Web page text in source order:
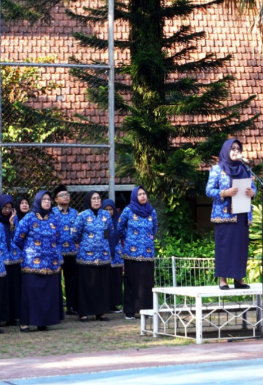
July 2026
September 2025
August 2025
July 2025
May 2025
April 2025
March 2025
February 2025
January 2025
December 2024
November 2024
October 2024
September 2024
August 2024
May 2024
April 2024
October 2023
August 2023
May 2023
March 2023
November 2022
October 2022
September 2022
July 2022
June 2022
March 2022